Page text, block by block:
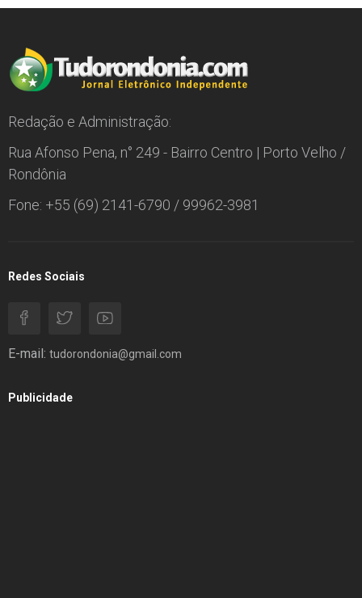
Redação e Administração:
Rua Afonso Pena, n° 249 - Bairro Centro | Porto Velho /
Rondônia
Fone: +55 (69) 2141-6790 / 99962-3981
Redes Sociais
E-mail: tudorondonia@gmail.com
Publicidade